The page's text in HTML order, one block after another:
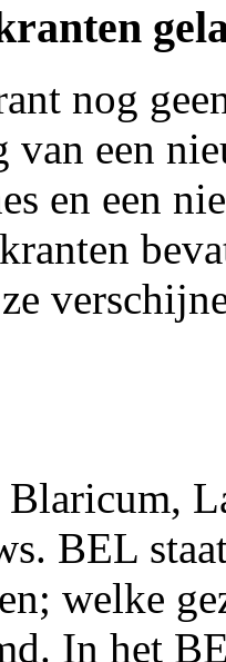
nog
van een
en een
ze
BEL
welke
In het